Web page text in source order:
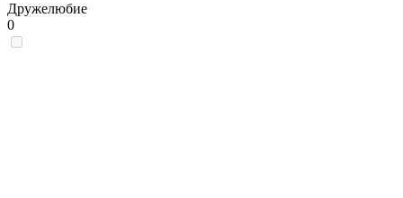
Дружелюбие
0